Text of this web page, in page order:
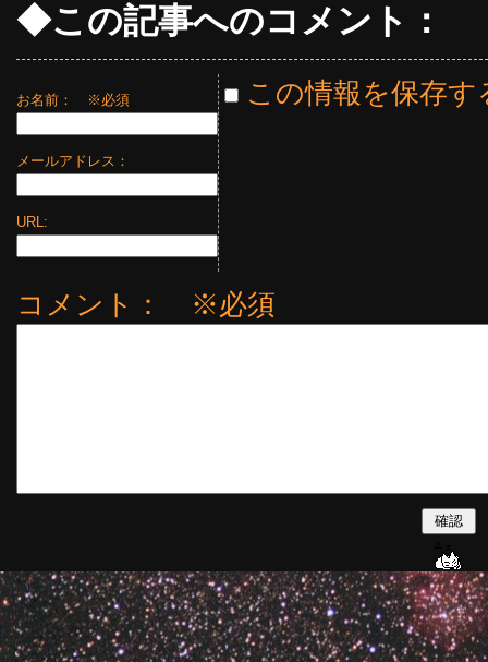
◆この記事へのコメント：
お名前： ※必須
メールアドレス：
URL:
この情報を保存す
コメント： ※必須